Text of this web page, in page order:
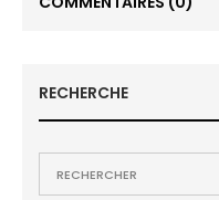
RECHERCHE